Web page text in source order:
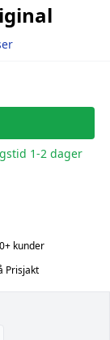
1-2 dager
kunder
Prisjakt